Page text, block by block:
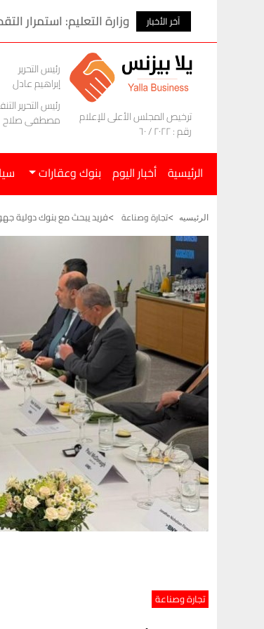
آخر الأخبار وزارة التعليم: استمرار
ترخيص المجلس الأعلى للإعلام
رقم : ٢٠٢٢ / ٦٠
رئيس التحرير
إبراهيم عادل
رئيس التحرير
مصطفى صلاح
الرئيسية أخبار اليوم بنوك وعقارات
الرئيسيه تجارة وصناعة فريد يبحث مع بنوك دولية
تجارة وصناعة